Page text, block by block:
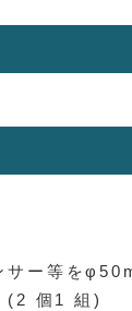
サー等を
(2 個1 組)